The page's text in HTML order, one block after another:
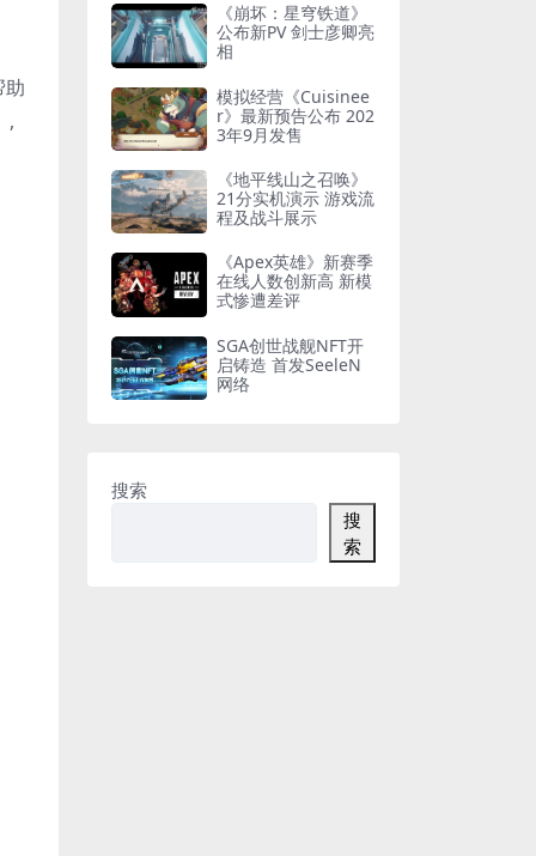
,
《崩坏：星穹铁道》
公布新PV 剑士彦卿亮
相
模拟经营《Cuisinee
r》最新预告公布 202
3年9月发售
《地平线山之召唤》
21分实机演示 游戏流
程及战斗展示
《Apex英雄》新赛季
在线人数创新高 新模
式惨遭差评
SGA创世战舰NFT开
启铸造 首发SeeleN
网络
搜索
搜
索